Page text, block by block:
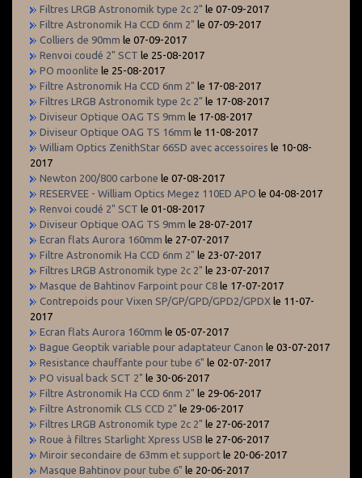
Filtres LRGB Astronomik type 2c 2" le 07-09-2017
Filtre Astronomik Ha CCD 6nm 2" le 07-09-2017
Colliers de 90mm le 07-09-2017
Renvoi coudé 2" SCT le 25-08-2017
PO moonlite le 25-08-2017
Filtre Astronomik Ha CCD 6nm 2" le 17-08-2017
Filtres LRGB Astronomik type 2c 2" le 17-08-2017
Diviseur Optique OAG TS 9mm le 17-08-2017
Diviseur Optique OAG TS 16mm le 11-08-2017
William Optics ZenithStar 66SD avec accessoires le 10-08-
2017
Newton 200/800 carbone le 07-08-2017
RESERVEE - William Optics Megez 110ED APO le 04-08-2017
Renvoi coudé 2" SCT le 01-08-2017
Diviseur Optique OAG TS 9mm le 28-07-2017
Ecran flats Aurora 160mm le 27-07-2017
Filtre Astronomik Ha CCD 6nm 2" le 23-07-2017
Filtres LRGB Astronomik type 2c 2" le 23-07-2017
Masque de Bahtinov Farpoint pour C8 le 17-07-2017
Contrepoids pour Vixen SP/GP/GPD/GPD2/GPDX le 11-07-
2017
Ecran flats Aurora 160mm le 05-07-2017
Bague Geoptik variable pour adaptateur Canon le 03-07-2017
Resistance chauffante pour tube 6" le 02-07-2017
PO visual back SCT 2" le 30-06-2017
Filtre Astronomik Ha CCD 6nm 2" le 29-06-2017
Filtre Astronomik CLS CCD 2" le 29-06-2017
Filtres LRGB Astronomik type 2c 2" le 27-06-2017
Roue à filtres Starlight Xpress USB le 27-06-2017
Miroir secondaire de 63mm et support le 20-06-2017
Masque Bahtinov pour tube 6" le 20-06-2017